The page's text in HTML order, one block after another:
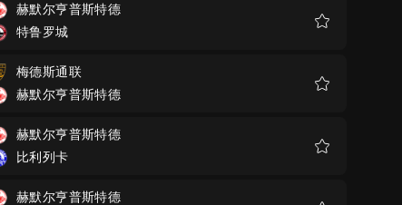
赫默尔亨普斯特德
特鲁罗城
梅德斯通联
赫默尔亨普斯特德
赫默尔亨普斯特德
比利列卡
赫默尔亨普斯特德